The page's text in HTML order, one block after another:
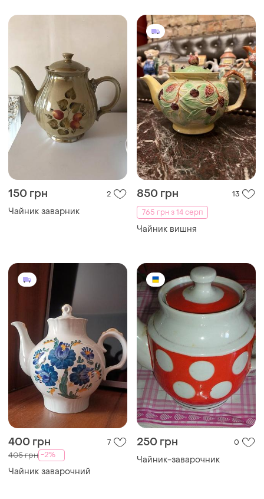
150 грн 2
Чайник заварник
850 грн
13
765 грн з 14 серп
Чайник вишня
400 грн 7
405 грн -2%
Чайник заварочний
250 грн 0
Чайник-заварочник